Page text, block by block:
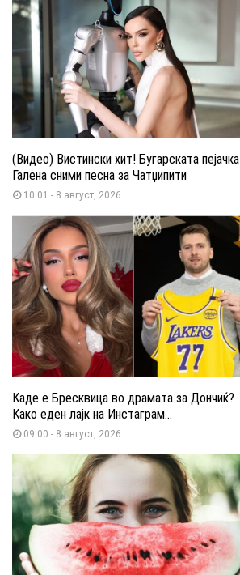
(Видео) Вистински хит! Бугарската пејачка
Галена сними песна за Чатџипити
10:01 - 8 август, 2026
Каде е Бресквица во драмата за Дончиќ?
Како еден лајк на Инстаграм...
09:00 - 8 август, 2026